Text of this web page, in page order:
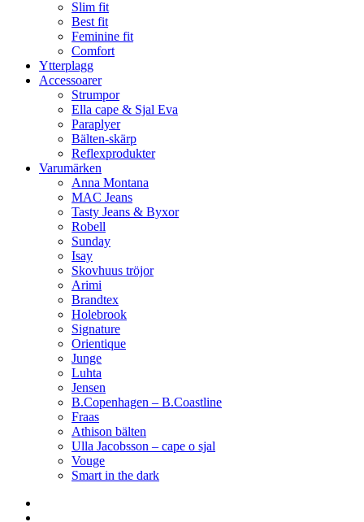
Slim fit
Best fit
Feminine fit
Comfort
Ytterplagg
Accessoarer
Strumpor
Ella cape & Sjal Eva
Paraplyer
Bälten-skärp
Reflexprodukter
Varumärken
Anna Montana
MAC Jeans
Tasty Jeans & Byxor
Robell
Sunday
Isay
Skovhuus tröjor
Arimi
Brandtex
Holebrook
Signature
Orientique
Junge
Luhta
Jensen
B.Copenhagen – B.Coastline
Fraas
Athison bälten
Ulla Jacobsson – cape o sjal
Vouge
Smart in the dark